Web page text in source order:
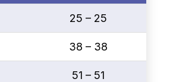
25 – 25
38 – 38
51 – 51